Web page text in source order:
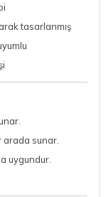
tasarlanmış
arada sunar.
uygundur.